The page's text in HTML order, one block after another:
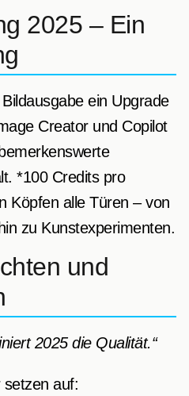
2025 – Ein
ein Upgrade
Creator und Copilot
*100 Credits pro
Köpfen alle Türen – von
zu Kunstexperimenten.
und
2025 die Qualität.“
setzen auf: